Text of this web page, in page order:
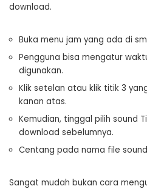
download.
Buka menu jam yang ada di
Pengguna bisa mengatur
digunakan.
Klik setelan atau klik titik 3
kanan atas.
Kemudian, tinggal pilih sound
download sebelumnya.
Centang pada nama file
Sangat mudah bukan cara